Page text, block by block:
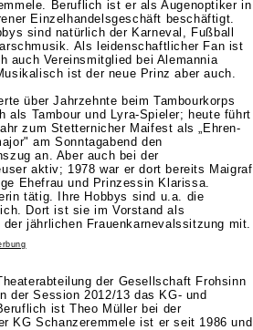
Beruflich ist er als Augenoptiker in
Einzelhandelsgeschäft beschäftigt.
sind natürlich der Karneval, Fußball
Als leidenschaftlicher Fan ist
auch Vereinsmitglied bei Alemannia
ist der neue Prinz aber auch.
über Jahrzehnte beim Tambourkorps
als Tambour und Lyra-Spieler; heute führt
zum Stetternicher Maifest als „Ehren-
am Sonntagabend den
an. Aber auch bei der
aktiv; 1978 war er dort bereits Maigraf
Ehefrau und Prinzessin Klarissa.
tätig. Ihre Hobbys sind u.a. die
Dort ist sie im Vorstand als
jährlichen Frauenkarnevalssitzung mit.
der Gesellschaft Frohsinn
der Session 2012/13 das KG- und
ist Theo Müller bei der
KG Schanzeremmele ist er seit 1986 und